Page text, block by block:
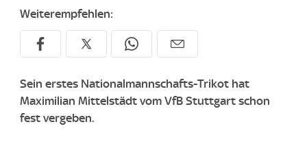
Weiterempfehlen:
Sein erstes Nationalmannschafts-Trikot hat
Maximilian Mittelstädt vom VfB Stuttgart schon
fest vergeben.